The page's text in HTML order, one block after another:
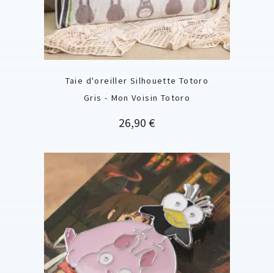
Taie d'oreiller Silhouette Totoro
Gris - Mon Voisin Totoro
Prix
26,90 €